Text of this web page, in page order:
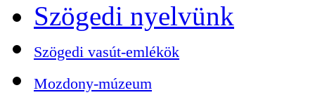
Szögedi nyelvünk
Szögedi vasút-emlékök
Mozdony-múzeum